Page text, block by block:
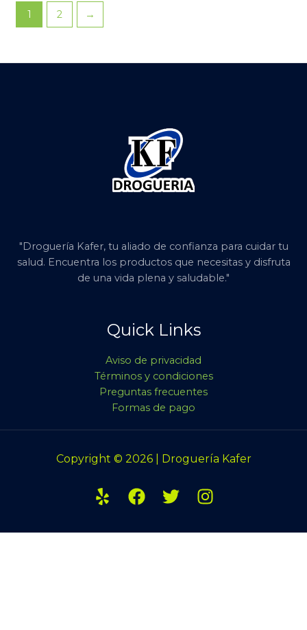
1 2 →
"Droguería Kafer, tu aliado de confianza para cuidar tu
salud. Encuentra los productos que necesitas y disfruta
de una vida plena y saludable."
Quick Links
Aviso de privacidad
Términos y condiciones
Preguntas frecuentes
Formas de pago
Copyright © 2026 | Droguería Kafer